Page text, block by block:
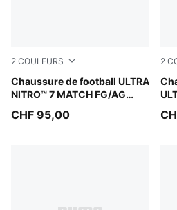
2 COULEURS
Chaussure de football ULTRA
NITRO™ 7 MATCH FG/AG
PUMA Black-Intense Mint
CHF 95,00
2